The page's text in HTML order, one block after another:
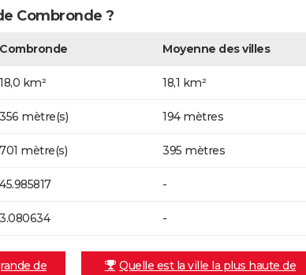
Combronde ?
Combronde Moyenne des villes
18,0 km² 18,1 km²
356 mètre(s) 194 mètres
701 mètre(s) 395 mètres
45.985817 -
3.080634 -
de
Quelle est la ville la plus haute de